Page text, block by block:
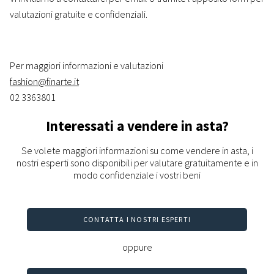
valutazioni gratuite e confidenziali.
Per maggiori informazioni e valutazioni
fashion@finarte.it
02 3363801
Interessati a vendere in asta?
Se volete maggiori informazioni su come vendere in asta, i
nostri esperti sono disponibili per valutare gratuitamente e in
modo confidenziale i vostri beni
CONTATTA I NOSTRI ESPERTI
oppure